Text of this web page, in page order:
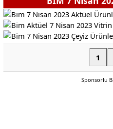
1
Sponsorlu